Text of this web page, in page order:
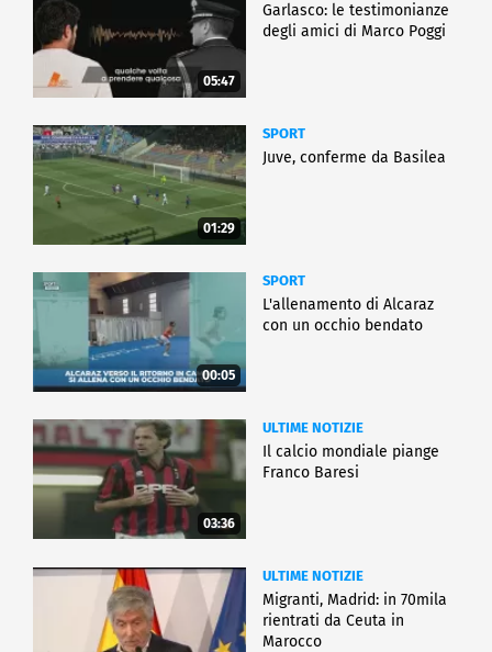
05:47
Garlasco: le testimonianze
degli amici di Marco Poggi
01:29
SPORT
Juve, conferme da Basilea
00:05
SPORT
L'allenamento di Alcaraz
con un occhio bendato
03:36
ULTIME NOTIZIE
Il calcio mondiale piange
Franco Baresi
ULTIME NOTIZIE
Migranti, Madrid: in 70mila
rientrati da Ceuta in
Marocco